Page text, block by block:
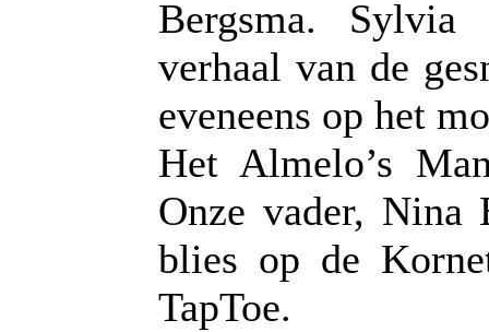
Bergsma. Sylvia
verhaal van de
eveneens op het
Het Almelo’s
Onze vader, Nina
blies op de
TapToe.